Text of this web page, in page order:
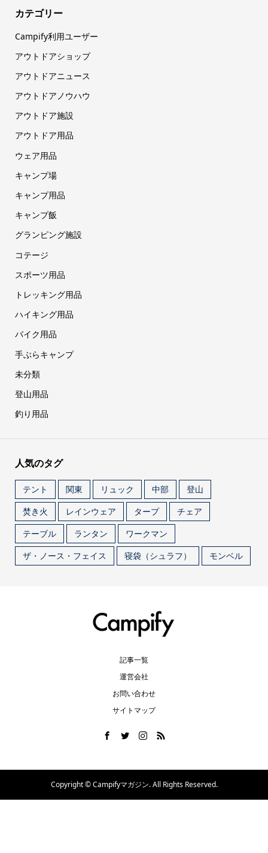
カテゴリー
Campify利用ユーザー
アウトドアショップ
アウトドアニュース
アウトドアノウハウ
アウトドア施設
アウトドア用品
ウェア用品
キャンプ場
キャンプ用品
キャンプ飯
グランピング施設
コテージ
スポーツ用品
トレッキング用品
ハイキング用品
バイク用品
手ぶらキャンプ
未分類
登山用品
釣り用品
人気のタグ
テント 関東 リュック 中部
登山
焚き火
レインウェア タープ
チェア
テーブル
ランタン
ワークマン
ザ・ノース・フェイス
寝袋（シュラフ） モンベル
記事一覧
運営会社
お問い合わせ
サイトマップ
Copyright ©Campifyマガジン. All Rights Reserved.